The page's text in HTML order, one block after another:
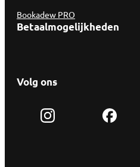
Bookadew PRO
Betaalmogelijkheden
Volg ons